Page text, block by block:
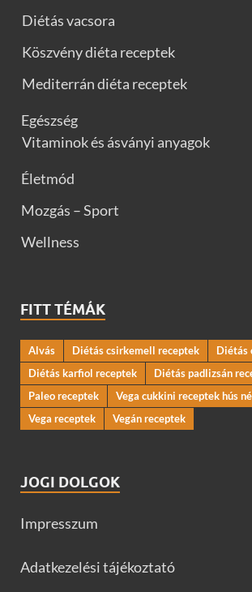
Diétás vacsora
Köszvény diéta receptek
Mediterrán diéta receptek
Egészség
Vitaminok és ásványi anyagok
Életmód
Mozgás – Sport
Wellness
FITT TÉMÁK
Alvás Diétás csirkemell receptek
Diétás
Diétás karfiol receptek
Diétás padlizsán
Paleo receptek
Vega cukkini receptek hús
Vega receptek
Vegán receptek
JOGI DOLGOK
Impresszum
Adatkezelési tájékoztató